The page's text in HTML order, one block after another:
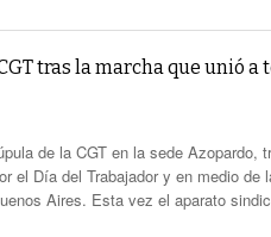
tras la marcha que unió a
de la CGT en la sede Azopardo,
el Día del Trabajador y en medio de
Aires. Esta vez el aparato